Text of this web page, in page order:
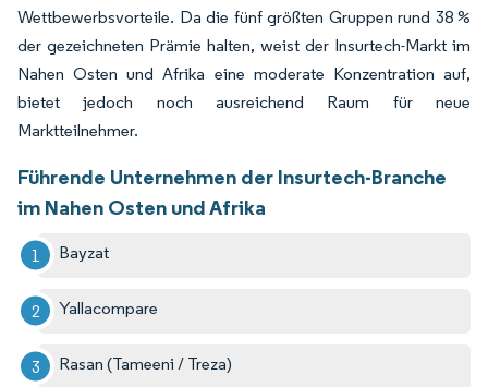
Wettbewerbsvorteile. Da die fünf größten Gruppen rund 38 %
der gezeichneten Prämie halten, weist der Insurtech-Markt im
Nahen Osten und Afrika eine moderate Konzentration auf,
bietet jedoch noch ausreichend Raum für neue
Marktteilnehmer.
Führende Unternehmen der Insurtech-Branche
im Nahen Osten und Afrika
Bayzat
Yallacompare
Rasan (Tameeni / Treza)